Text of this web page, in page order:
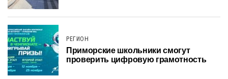
РЕГИОН
Приморские школьники смогут
проверить цифровую грамотность